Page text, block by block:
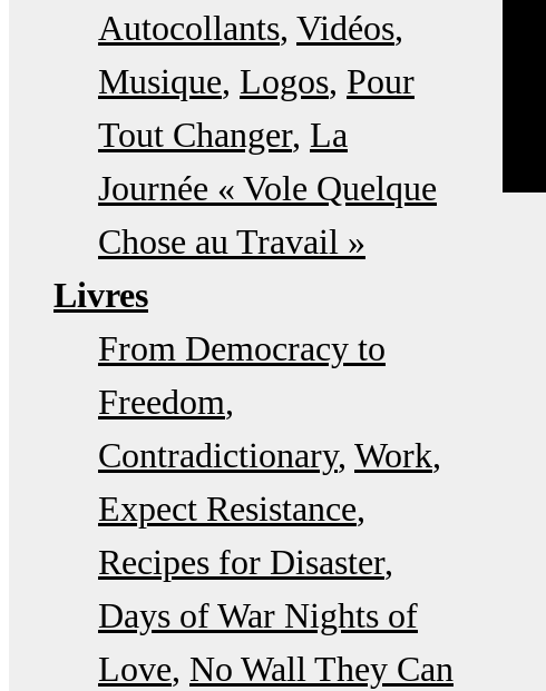
Autocollants Vidéos
Musique Logos Pour
Tout Changer La
Journée « Vole Quelque
Chose au Travail »
Livres
From Democracy to
Freedom
Contradictionary Work
Expect Resistance
Recipes for Disaster
Days of War Nights of
Love No Wall They Can